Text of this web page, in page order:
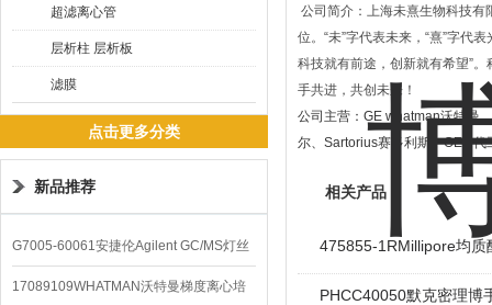
超滤离心管
层析柱 层析板
滤膜
点击更多分类
新品推荐
G7005-60061安捷伦Agilent GC/MS灯丝
配件
17089109WHATMAN沃特曼梯度离心培
公司简介：上海未熹生物科技有
位。 “未”字代表未来， “熹”字代表
科技就有前途，创新就有希望”。
手共进，共创未来！
公司主营： GE whatman沃特曼、
尔、 Sartorius赛多利斯、OEM代
相关产品
475855-1RMillipore均质
PHCC40050默克密理博